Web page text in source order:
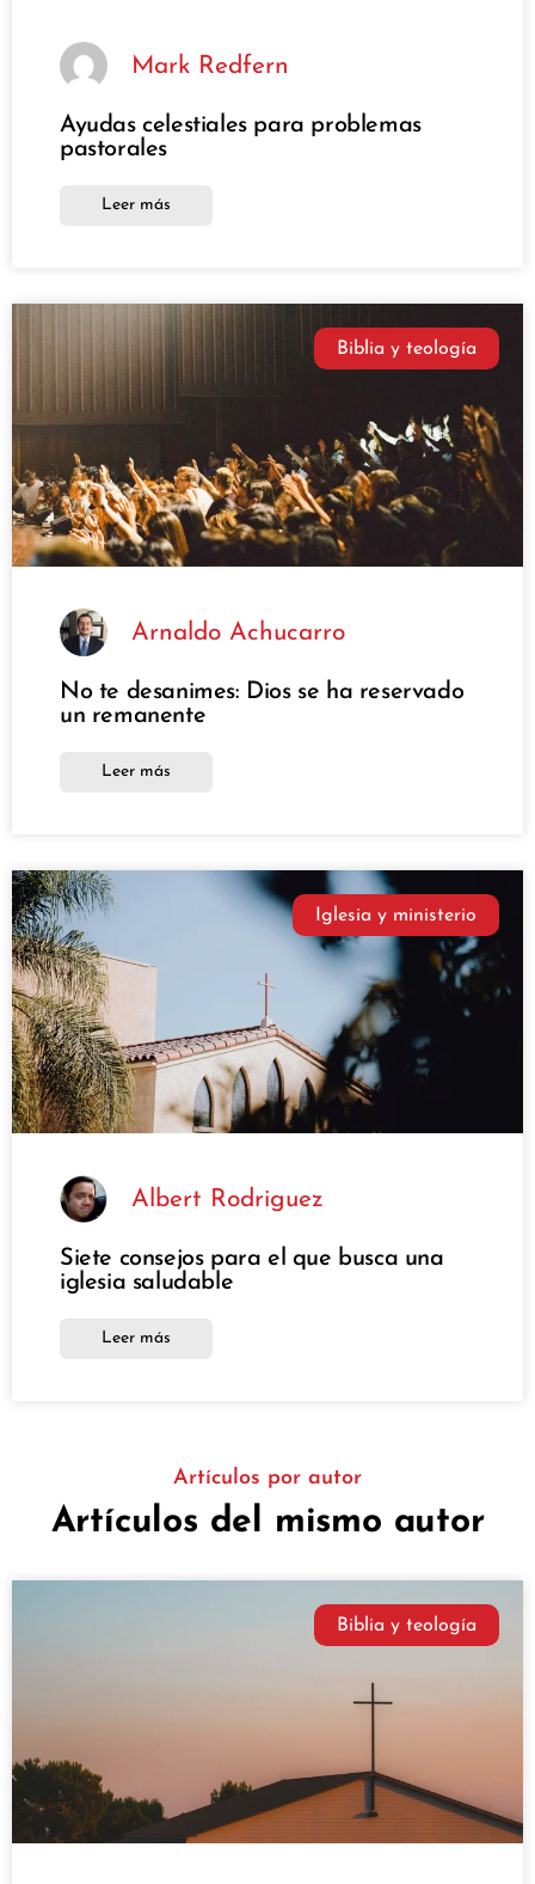
Mark Redfern
Ayudas celestiales para problemas
pastorales
Leer más
Biblia y teología
Arnaldo Achucarro
No te desanimes: Dios se ha reservado
un remanente
Leer más
Iglesia y ministerio
Albert Rodriguez
Siete consejos para el que busca una
iglesia saludable
Leer más
Artículos por autor
Artículos del mismo autor
Biblia y teología